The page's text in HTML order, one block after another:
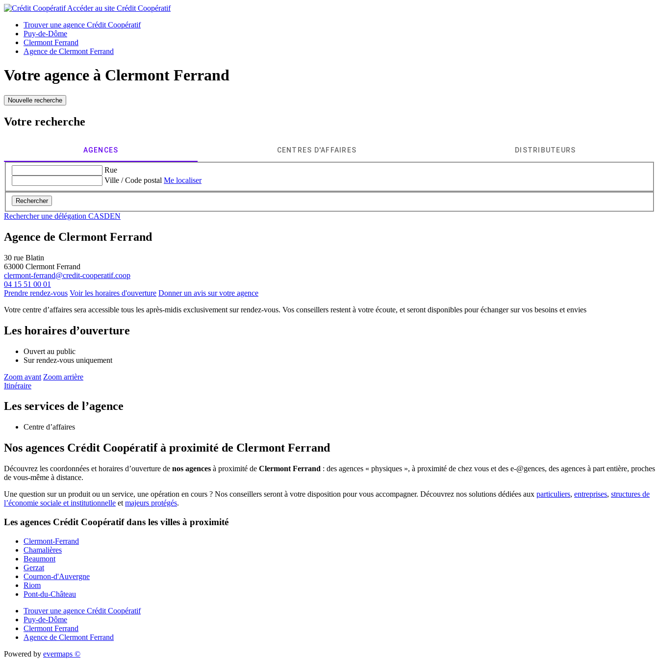
Accéder au site Crédit Coopératif
Trouver une agence Crédit Coopératif
Puy-de-Dôme
Clermont Ferrand
Agence de Clermont Ferrand
Votre agence à Clermont Ferrand
Nouvelle recherche
Votre recherche
AGENCES CENTRES D'AFFAIRES DISTRIBUTEURS
Rue
Ville / Code postal Me localiser
Rechercher
Rechercher une délégation CASDEN
Agence de Clermont Ferrand
30 rue Blatin
63000 Clermont Ferrand
clermont-ferrand@credit-cooperatif.coop
04 15 51 00 01
Prendre rendez-vous Voir les horaires d'ouverture Donner un avis sur votre agence
Votre centre d’affaires sera accessible tous les après-midis exclusivement sur rendez-vous. Vos conseillers restent à votre écoute, et seront disponibles pour échanger sur vos besoins et envies
Les horaires d’ouverture
Ouvert au public
Sur rendez-vous uniquement
Zoom avant Zoom arrière
Itinéraire
Les services de l’agence
Centre d’affaires
Nos agences Crédit Coopératifà proximité de Clermont Ferrand
Découvrez les coordonnées et horaires d’ouverture de nos agences à proximité de Clermont Ferrand : des agences « physiques », à proximité de chez vous et des e-@gences, des agences à part entière, proches
de vous-même à distance.
Une question sur un produit ou un service, une opération en cours ? Nos conseillers seront à votre disposition pour vous accompagner. Découvrez nos solutions dédiées aux particuliers, entreprises, structures de
l’économie sociale et institutionnelle et majeurs protégés.
Les agences Crédit Coopératif dans les villes à proximité
Clermont-Ferrand
Chamalières
Beaumont
Gerzat
Cournon-d'Auvergne
Riom
Pont-du-Château
Trouver une agence Crédit Coopératif
Puy-de-Dôme
Clermont Ferrand
Agence de Clermont Ferrand
Powered by evermaps ©